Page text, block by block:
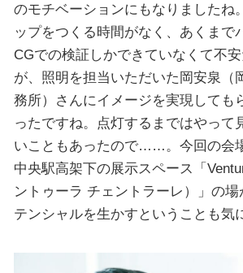
のモチベーションにもなりましたね
ップをつくる時間がなく、あくまで
CGでの検証しかできていなくて不
が、照明を担当いただいた岡安泉（
務所）さんにイメージを実現しても
ったですね。点灯するまではやって
いこともあったので……。今回の会
中央駅高架下の展示スペース「
ントゥーラ チェントラーレ）」の
テンシャルを生かすということも気